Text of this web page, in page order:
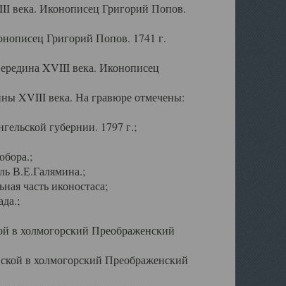
века. Иконописец Григорий Попов.
Григорий Попов. 1741 г.
XVIII века. Иконописец
XVIII века. На гравюре отмечены:
губернии. 1797 г.;
В.Е.Галямина.;
часть иконостаса;
в холмогорский Преображенский
в холмогорский Преображенский